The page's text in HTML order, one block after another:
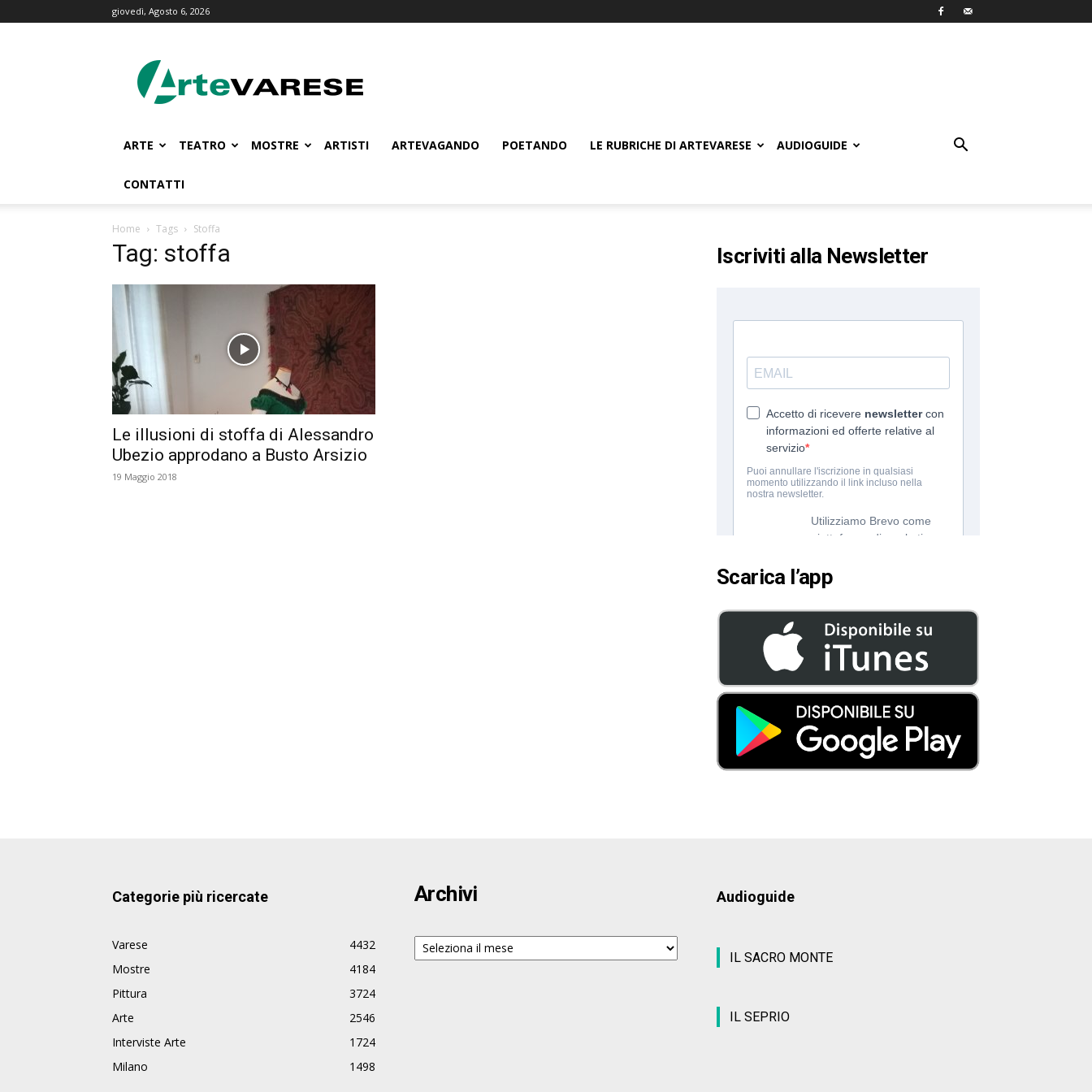
giovedì, Agosto 6, 2026
ARTE TEATRO MOSTRE ARTISTI ARTEVAGANDO POETANDO LE RUBRICHE DI ARTEVARESE AUDIOGUIDE
CONTATTI
Home Tags Stoffa
Tag: stoffa
Le illusioni di stoffa di Alessandro
Ubezio approdano a Busto Arsizio
19 Maggio 2018
Iscriviti alla Newsletter
Scarica l’app
Categorie più ricercate
Varese
4432
Mostre
4184
Pittura
3724
Arte
2546
Interviste Arte
1724
Milano
1498
Archivi
Archivi
Audioguide
IL SACRO MONTE
IL SEPRIO